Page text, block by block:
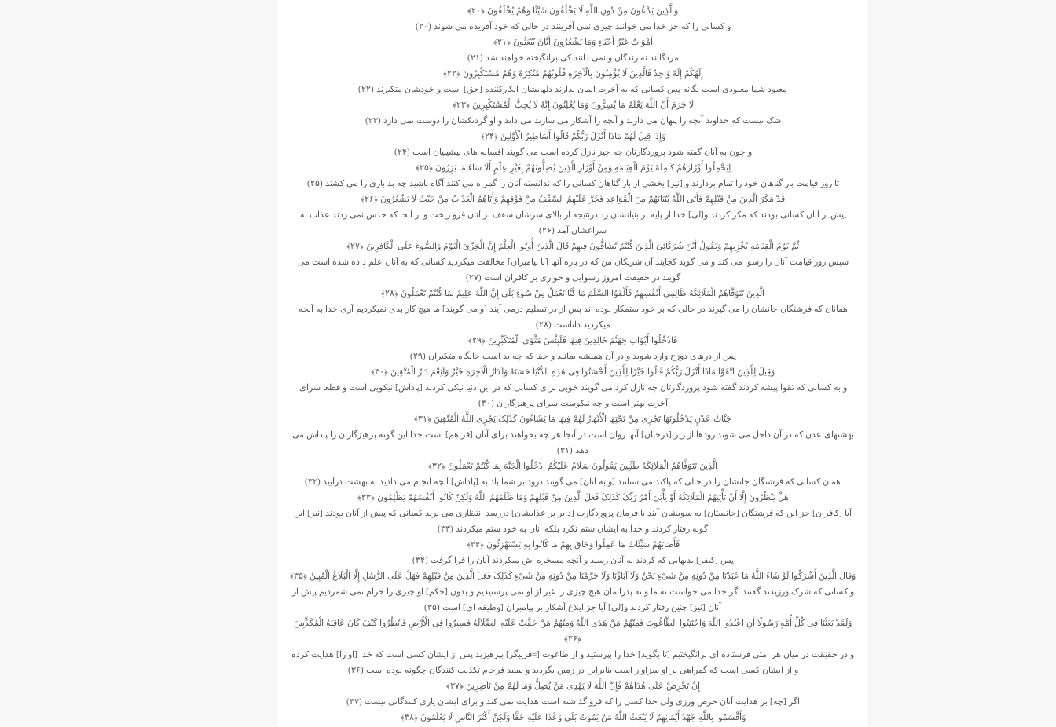
وَالَّذِینَ یَدْعُونَ مِنْ دُونِ اللَّهِ لَا یَخْلُقُونَ شَیْئًا وَهُمْ یُخْلَقُونَ ﴿۲۰﴾
و کسانى را که جز خدا مى‏ خوانند چیزى نمى ‏آفرینند در حالى که خود آفریده مى شوند (۲۰)
أَمْوَاتٌ غَیْرُ أَحْیَاءٍ وَمَا یَشْعُرُونَ أَیَّانَ یُبْعَثُونَ ﴿۲۱﴾
مردگانند نه زندگان و نمى‏ دانند کى برانگیخته خواهند شد (۲۱)
إِلَهُکُمْ إِلَهٌ وَاحِدٌ فَالَّذِینَ لَا یُؤْمِنُونَ بِالْآخِرَهِ قُلُوبُهُمْ مُنْکِرَهٌ وَهُمْ مُسْتَکْبِرُونَ ﴿۲۲﴾
معبود شما معبودى است‏ یگانه پس کسانى که به آخرت ایمان ندارند دلهایشان انکارکننده [حق] است و خودشان متکبرند (۲۲)
لَا جَرَمَ أَنَّ اللَّهَ یَعْلَمُ مَا یُسِرُّونَ وَمَا یُعْلِنُونَ إِنَّهُ لَا یُحِبُّ الْمُسْتَکْبِرِینَ ﴿۲۳﴾
شک نیست که خداوند آنچه را پنهان مى دارند و آنچه را آشکار مى‏ سازند مى‏ داند و او گردنکشان را دوست نمى دارد (۲۳)
وَإِذَا قِیلَ لَهُمْ مَاذَا أَنْزَلَ رَبُّکُمْ قَالُوا أَسَاطِیرُ الْأَوَّلِینَ ﴿۲۴﴾
و چون به آنان گفته شود پروردگارتان چه چیز نازل کرده است مى‏ گویند افسانه ‏هاى پیشینیان است (۲۴)
لِیَحْمِلُوا أَوْزَارَهُمْ کَامِلَهً یَوْمَ الْقِیَامَهِ وَمِنْ أَوْزَارِ الَّذِینَ یُضِلُّونَهُمْ بِغَیْرِ عِلْمٍ أَلَا سَاءَ مَا یَزِرُونَ ﴿۲۵﴾
تا روز قیامت بار گناهان خود را تمام بردارند و [نیز] بخشى از بار گناهان کسانى را که ندانسته آنان را گمراه مى کنند آگاه باشید چه بد بارى را مى ‏کشند (۲۵)
قَدْ مَکَرَ الَّذِینَ مِنْ قَبْلِهِمْ فَأَتَى اللَّهُ بُنْیَانَهُمْ مِنَ الْقَوَاعِدِ فَخَرَّ عَلَیْهِمُ السَّقْفُ مِنْ فَوْقِهِمْ وَأَتَاهُمُ الْعَذَابُ مِنْ حَیْثُ لَا یَشْعُرُونَ ﴿۲۶﴾
پیش از آنان کسانى بودند که مکر کردند و[لى] خدا از پایه بر بنیانشان زد درنتیجه از بالاى سرشان سقف بر آنان فرو ریخت و از آنجا که حدس نمى‏ زدند عذاب به
سراغشان آمد (۲۶)
ثُمَّ یَوْمَ الْقِیَامَهِ یُخْزِیهِمْ وَیَقُولُ أَیْنَ شُرَکَائِیَ الَّذِینَ کُنْتُمْ تُشَاقُّونَ فِیهِمْ قَالَ الَّذِینَ أُوتُوا الْعِلْمَ إِنَّ الْخِزْیَ الْیَوْمَ وَالسُّوءَ عَلَى الْکَافِرِینَ ﴿۲۷﴾
سپس روز قیامت آنان را رسوا مى ‏کند و مى‏ گوید کجایند آن شریکان من که در باره آنها [با پیامبران] مخالفت میکردید کسانى که به آنان علم داده شده است مى‏
گویند در حقیقت امروز رسوایى و خوارى بر کافران است (۲۷)
الَّذِینَ تَتَوَفَّاهُمُ الْمَلَائِکَهُ ظَالِمِی أَنْفُسِهِمْ فَأَلْقَوُا السَّلَمَ مَا کُنَّا نَعْمَلُ مِنْ سُوءٍ بَلَى إِنَّ اللَّهَ عَلِیمٌ بِمَا کُنْتُمْ تَعْمَلُونَ ﴿۲۸﴾
همانان که فرشتگان جانشان را مى‏ گیرند در حالى که بر خود ستمکار بوده‏ اند پس از در تسلیم درمى ‏آیند [و مى‏ گویند] ما هیچ کار بدى نمیکردیم آرى خدا به آنچه
میکردید داناست (۲۸)
فَادْخُلُوا أَبْوَابَ جَهَنَّمَ خَالِدِینَ فِیهَا فَلَبِئْسَ مَثْوَى الْمُتَکَبِّرِینَ ﴿۲۹﴾
پس از درهاى دوزخ وارد شوید و در آن همیشه بمانید و حقا که چه بد است جایگاه متکبران (۲۹)
وَقِیلَ لِلَّذِینَ اتَّقَوْا مَاذَا أَنْزَلَ رَبُّکُمْ قَالُوا خَیْرًا لِلَّذِینَ أَحْسَنُوا فِی هَذِهِ الدُّنْیَا حَسَنَهٌ وَلَدَارُ الْآخِرَهِ خَیْرٌ وَلَنِعْمَ دَارُ الْمُتَّقِینَ ﴿۳۰﴾
و به کسانى که تقوا پیشه کردند گفته شود پروردگارتان چه نازل کرد مى گویند خوبى براى کسانى که در این دنیا نیکى کردند [پاداش] نیکویى است و قطعا سراى
آخرت بهتر است و چه نیکوست‏ سراى پرهیزگاران (۳۰)
جَنَّاتُ عَدْنٍ یَدْخُلُونَهَا تَجْرِی مِنْ تَحْتِهَا الْأَنْهَارُ لَهُمْ فِیهَا مَا یَشَاءُونَ کَذَلِکَ یَجْزِی اللَّهُ الْمُتَّقِینَ ﴿۳۱﴾
بهشتهاى عدن که در آن داخل مى ‏شوند رودها از زیر [درختان] آنها روان است در آنجا هر چه بخواهند براى آنان [فراهم] است‏ خدا این گونه پرهیزگاران را پاداش مى‏
دهد (۳۱)
الَّذِینَ تَتَوَفَّاهُمُ الْمَلَائِکَهُ طَیِّبِینَ یَقُولُونَ سَلَامٌ عَلَیْکُمُ ادْخُلُوا الْجَنَّهَ بِمَا کُنْتُمْ تَعْمَلُونَ ﴿۳۲﴾
همان کسانى که فرشتگان جانشان را در حالى که پاکند مى‏ ستانند [و به آنان] مى‏ گویند درود بر شما باد به [پاداش] آنچه انجام مى‏ دادید به بهشت درآیید (۳۲)
هَلْ یَنْظُرُونَ إِلَّا أَنْ تَأْتِیَهُمُ الْمَلَائِکَهُ أَوْ یَأْتِیَ أَمْرُ رَبِّکَ کَذَلِکَ فَعَلَ الَّذِینَ مِنْ قَبْلِهِمْ وَمَا ظَلَمَهُمُ اللَّهُ وَلَکِنْ کَانُوا أَنْفُسَهُمْ یَظْلِمُونَ ﴿۳۳﴾
آیا [کافران] جز این که فرشتگان [جان‏ستان] به سویشان آیند یا فرمان پروردگارت [دایر بر عذابشان] دررسد انتظارى مى ‏برند کسانى که پیش از آنان بودند [نیز] این
گونه رفتار کردند و خدا به ایشان ستم نکرد بلکه آنان به خود ستم میکردند (۳۳)
فَأَصَابَهُمْ سَیِّئَاتُ مَا عَمِلُوا وَحَاقَ بِهِمْ مَا کَانُوا بِهِ یَسْتَهْزِئُونَ ﴿۳۴﴾
پس [کیفر] بدیهایى که کردند به آنان رسید و آنچه مسخره‏ اش میکردند آنان را فرا گرفت (۳۴)
وَقَالَ الَّذِینَ أَشْرَکُوا لَوْ شَاءَ اللَّهُ مَا عَبَدْنَا مِنْ دُونِهِ مِنْ شَیْءٍ نَحْنُ وَلَا آبَاؤُنَا وَلَا حَرَّمْنَا مِنْ دُونِهِ مِنْ شَیْءٍ کَذَلِکَ فَعَلَ الَّذِینَ مِنْ قَبْلِهِمْ فَهَلْ عَلَى الرُّسُلِ إِلَّا الْبَلَاغُ الْمُبِینُ ﴿۳۵﴾
و کسانى که شرک ورزیدند گفتند اگر خدا مى‏ خواست نه ما و نه پدرانمان هیچ چیزى را غیر از او نمى ‏پرستیدیم و بدون [حکم] او چیزى را حرام نمى ‏شمردیم پیش از
آنان [نیز] چنین رفتار کردند و[لى] آیا جز ابلاغ آشکار بر پیامبران [وظیفه‏ اى] است (۳۵)
وَلَقَدْ بَعَثْنَا فِی کُلِّ أُمَّهٍ رَسُولًا أَنِ اعْبُدُوا اللَّهَ وَاجْتَنِبُوا الطَّاغُوتَ فَمِنْهُمْ مَنْ هَدَى اللَّهُ وَمِنْهُمْ مَنْ حَقَّتْ عَلَیْهِ الضَّلَالَهُ فَسِیرُوا فِی الْأَرْضِ فَانْظُرُوا کَیْفَ کَانَ عَاقِبَهُ الْمُکَذِّبِینَ
﴿۳۶﴾
و در حقیقت در میان هر امتى فرستاده‏ اى برانگیختیم [تا بگوید] خدا را بپرستید و از طاغوت [=فریبگر] بپرهیزید پس از ایشان کسى است که خدا [او را] هدایت کرده
و از ایشان کسى است که گمراهى بر او سزاوار است بنابراین در زمین بگردید و ببینید فرجام تکذیب ‏کنندگان چگونه بوده است (۳۶)
إِنْ تَحْرِصْ عَلَى هُدَاهُمْ فَإِنَّ اللَّهَ لَا یَهْدِی مَنْ یُضِلُّ وَمَا لَهُمْ مِنْ نَاصِرِینَ ﴿۳۷﴾
اگر [چه] بر هدایت آنان حرص ورزى ولى خدا کسى را که فرو گذاشته است هدایت نمى ‏کند و براى ایشان یارى‏ کنندگانى نیست (۳۷)
وَأَقْسَمُوا بِاللَّهِ جَهْدَ أَیْمَانِهِمْ لَا یَبْعَثُ اللَّهُ مَنْ یَمُوتُ بَلَى وَعْدًا عَلَیْهِ حَقًّا وَلَکِنَّ أَکْثَرَ النَّاسِ لَا یَعْلَمُونَ ﴿۳۸﴾